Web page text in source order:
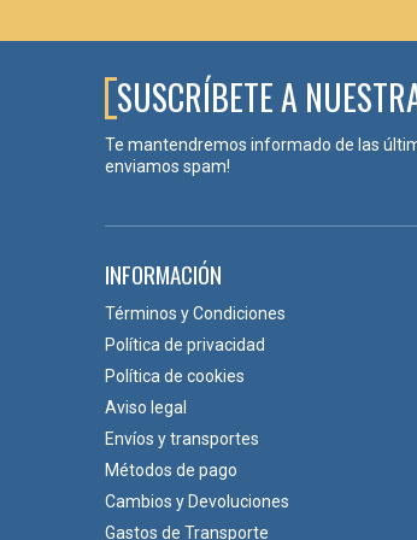
🧩¿DÓNDE UTILIZAR
Son especialmente adecuados para:
Puertas de estilo rústico
Proyectos de decoración interior
❓PREGUNTAS FRECUENTES
¿Para qué sirve un clavo
Se utiliza tanto para fijación como para
SUSCRÍBETE A
Te mantendremos informado de las
enviamos spam!
INFORMACIÓN
Términos y Condiciones
Política de privacidad
Política de cookies
Aviso legal
Envíos y transportes
Métodos de pago
Cambios y Devoluciones
Gastos de Transporte